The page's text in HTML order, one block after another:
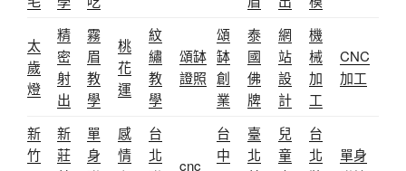
太
歲
燈
精
密
射
出
霧
眉
教
學
桃
花
運
紋
繡
教
學
頌缽
證照
頌
缽
創
業
泰
國
佛
牌
網
站
設
計
機
械
加
工
CNC
加工
新
竹
新
莊
單
身
感
情
台
北
cnc
台
中
臺
北
兒
童
台
北
單身